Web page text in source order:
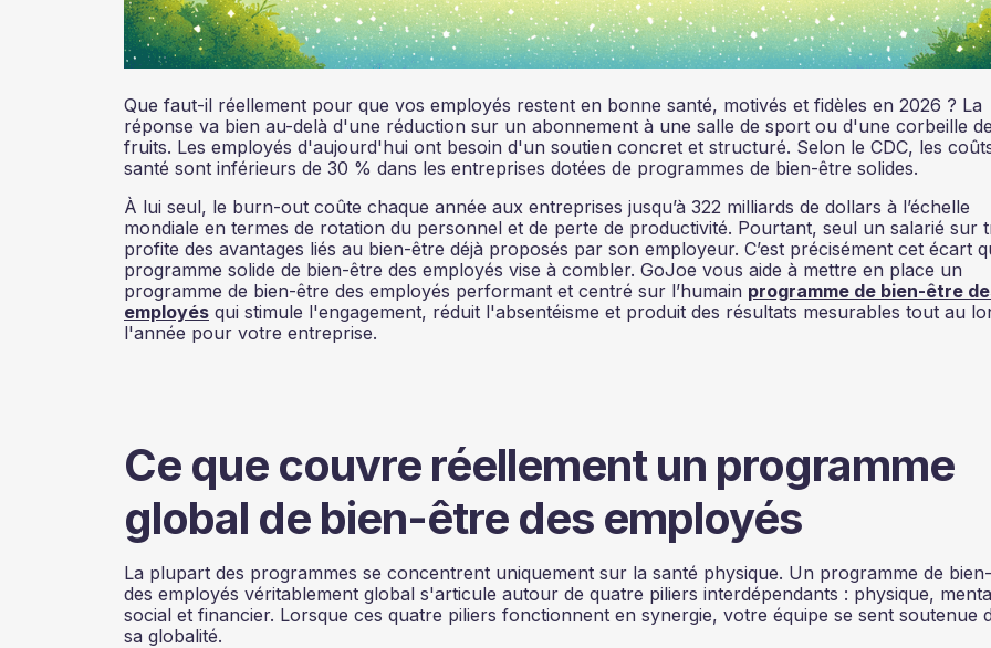
Que faut-il réellement pour que vos employés restent en bonne santé, motivés et fidèles en 2026 ? La
réponse va bien au-delà d'une réduction sur un abonnement à une salle de sport ou d'une corbeille de
fruits. Les employés d'aujourd'hui ont besoin d'un soutien concret et structuré. Selon le CDC, les
santé sont inférieurs de 30 % dans les entreprises dotées de programmes de bien-être solides.
À lui seul, le burn-out coûte chaque année aux entreprises jusqu’à 322 milliards de dollars à l’échelle
mondiale en termes de rotation du personnel et de perte de productivité. Pourtant, seul un salarié sur
profite des avantages liés au bien-être déjà proposés par son employeur. C’est précisément cet écart
programme solide de bien-être des employés vise à combler. GoJoe vous aide à mettre en place un
programme de bien-être des employés performant et centré sur l’humain programme de bien-être
employés qui stimule l'engagement, réduit l'absentéisme et produit des résultats mesurables tout au
l'année pour votre entreprise.
Ce que couvre réellement un programme
global de bien-être des employés
La plupart des programmes se concentrent uniquement sur la santé physique. Un programme de
des employés véritablement global s'articule autour de quatre piliers interdépendants : physique,
social et financier. Lorsque ces quatre piliers fonctionnent en synergie, votre équipe se sent soutenue
sa globalité.